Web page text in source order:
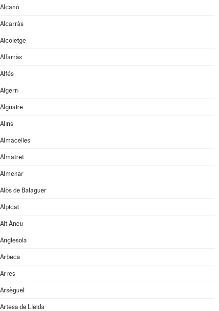
Alcanó
Alcarràs
Alcoletge
Alfarràs
Alfés
Algerri
Alguaire
Alins
Almacelles
Almatret
Almenar
Alòs de Balaguer
Alpicat
Alt Àneu
Anglesola
Arbeca
Arres
Arsèguel
Artesa de Lleida